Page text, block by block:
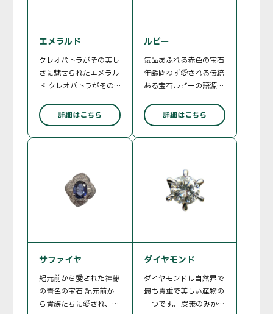
エメラルド
クレオパトラがその美し
さに魅せられたエメラル
ド クレオパトラがその
り自分専用の鉱山を持っ
ていたエメラルド。 語
源はサンスクリット語で
ンと同じベリルという鉱
物に属します。 ダイヤモ
ンドやコランダムに比べ
ような滑らかな緑色が多
す。
詳細はこちら
ルビー
気品あふれる赤色の宝石
年齢問わず愛される伝統
ある宝石ルビーの語源は
す。 美しい赤色の中でも
最高級の物をビジョンブ
ラッド（鳩の血）と称さ
詳細はこちら
サファイヤ
紀元前から愛された神秘
の青色の宝石 紀元前か
ら貴族たちに愛され、欧
ダイヤモンド
ダイヤモンドは自然界で
最も貴重で美しい産物の
一つです。 炭素のみから